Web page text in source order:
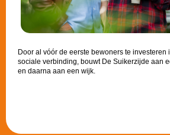
Door al vóór de eerste bewoners te investeren
sociale verbinding, bouwt De Suikerzijde aan
en daarna aan een wijk.